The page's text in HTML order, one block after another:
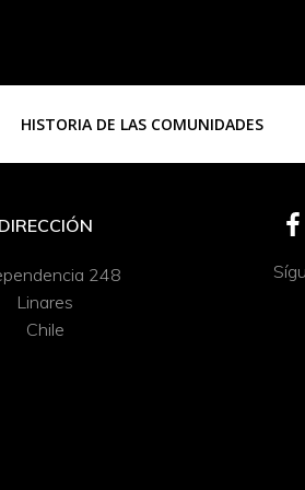
HISTORIA DE LAS COMUNIDADES
DIRECCIÓN
248
Linares
Chile